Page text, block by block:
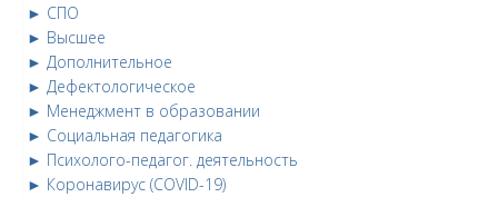
► СПО
► Высшее
► Дополнительное
► Дефектологическое
► Менеджмент в образовании
► Социальная педагогика
► Психолого-педагог. деятельность
► Коронавирус (COVID-19)